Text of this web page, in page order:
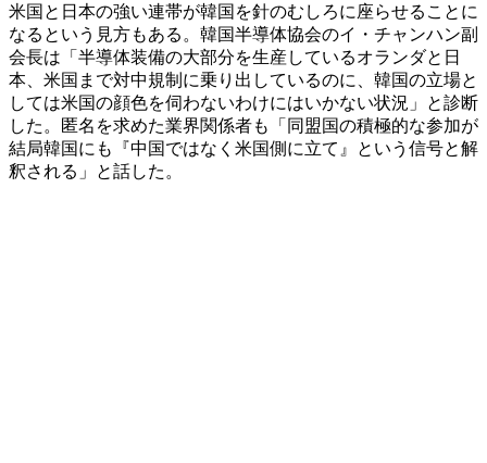
米国と日本の強い連帯が韓国を針のむしろに座らせることに
なるという見方もある。韓国半導体協会のイ・チャンハン副
会長は「半導体装備の大部分を生産しているオランダと日
本、米国まで対中規制に乗り出しているのに、韓国の立場と
しては米国の顔色を伺わないわけにはいかない状況」と診断
した。匿名を求めた業界関係者も「同盟国の積極的な参加が
結局韓国にも『中国ではなく米国側に立て』という信号と解
釈される」と話した。